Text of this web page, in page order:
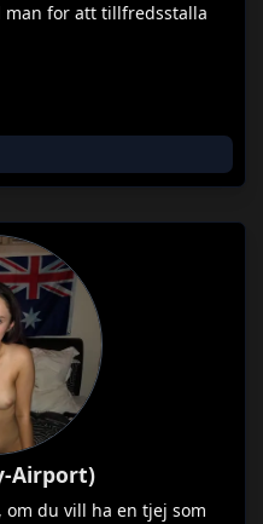
for att tillfredsstalla
Airport)
du vill ha en tjej som